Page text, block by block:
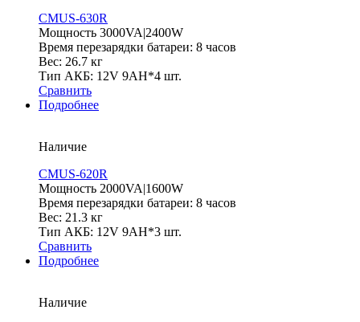
CMUS-630R
Мощность 3000VA|2400W
Время перезарядки батареи: 8 часов
Вес: 26.7 кг
Тип АКБ: 12V 9AH*4 шт.
Сравнить
Подробнее
Наличие
CMUS-620R
Мощность 2000VA|1600W
Время перезарядки батареи: 8 часов
Вес: 21.3 кг
Тип АКБ: 12V 9AH*3 шт.
Сравнить
Подробнее
Наличие